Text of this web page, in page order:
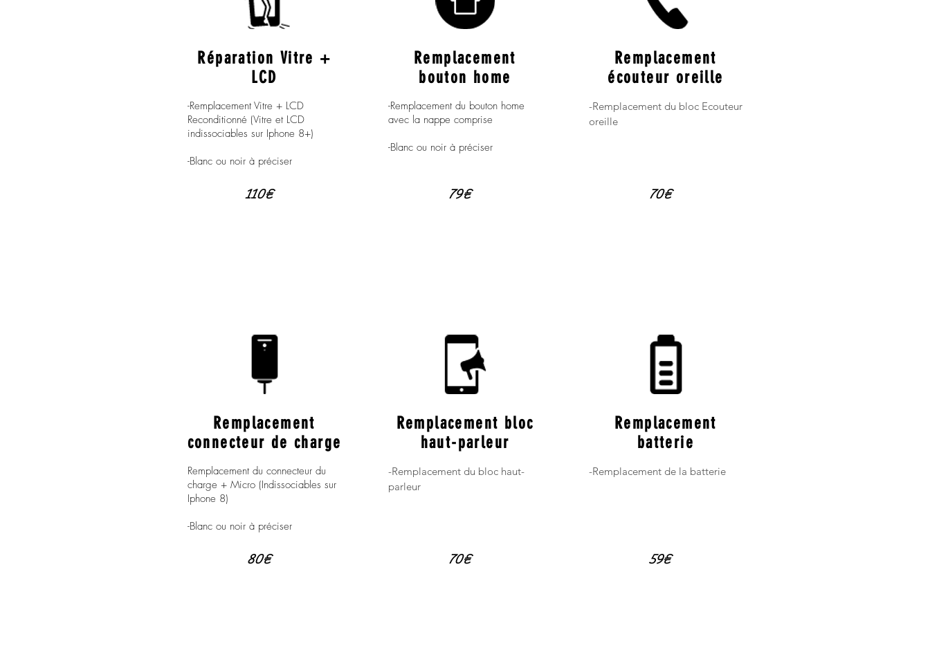
Réparation Vitre +
LCD
-Remplacement Vitre + LCD
Reconditionné (Vitre et LCD
indissociables sur Iphone 8+)
-Blanc ou noir à préciser
110€
Remplacement
connecteur de charge
Remplacement du connecteur du
charge + Micro (Indissociables sur
Iphone 8)
-Blanc ou noir à préciser
80€
Remplacement
bouton home
-Remplacement du bouton home
avec la nappe comprise
-Blanc ou noir à préciser
79€
Remplacement bloc
haut-parleur
-Remplacement du bloc haut-
parleur
70€
Remplacement
écouteur oreille
-Remplacement du bloc Ecouteur
oreille
70€
Remplacement
batterie
-Remplacement de la batterie
59€